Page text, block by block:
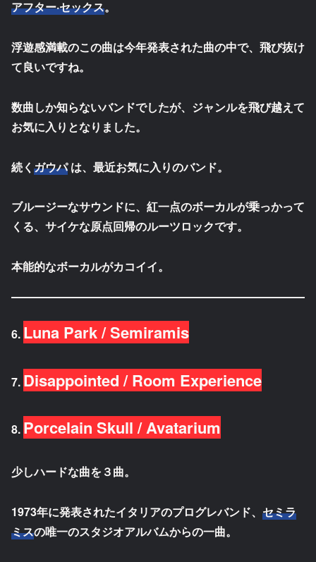
アフター·セックス。
浮遊感満載のこの曲は今年発表された曲の中で、飛び抜け
て良いですね。
数曲しか知らないバンドでしたが、ジャンルを飛び越えて
お気に入りとなりました。
続く ガウパは、最近お気に入りのバンド。
ブルージーなサウンドに、紅一点のボーカルが乗っかって
くる、サイケな原点回帰のルーツロックです。
本能的なボーカルがカコイイ。
6. Luna Park / Semiramis
7. Disappointed / Room Experience
8. Porcelain Skull / Avatarium
少しハードな曲を３曲。
1973年に発表されたイタリアのプログレバンド、 セミラ
ミスの唯一のスタジオアルバムからの一曲。